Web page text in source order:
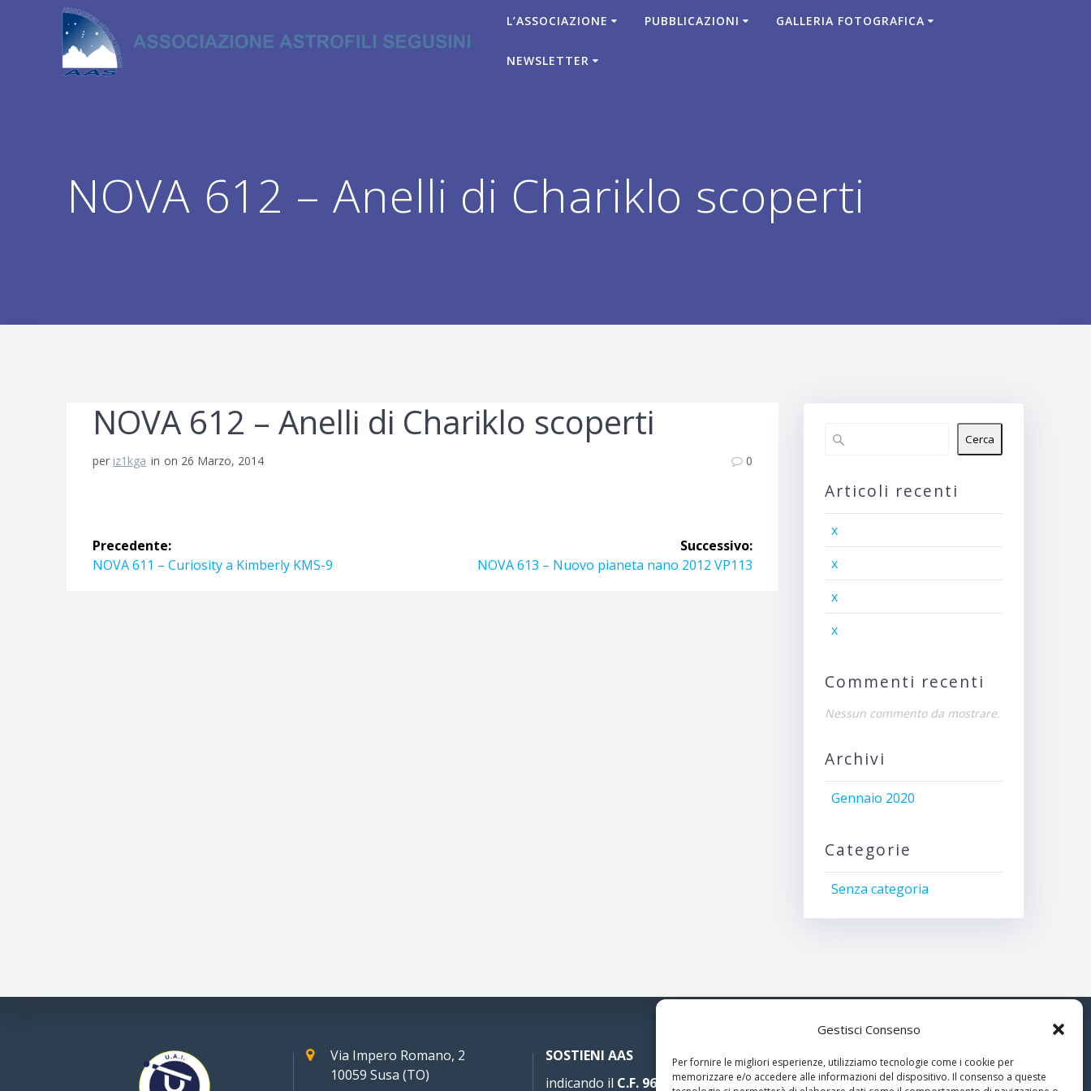
Gestisci Consenso
Per fornire le migliori esperienze, utilizziamo tecnologie come i cookie per
memorizzare e/o accedere alle informazioni del dispositivo. Il consenso a queste
L’ASSOCIAZIONE PUBBLICAZIONI GALLERIA FOTOGRAFICA
NEWSLETTER
NOVA 612 – Anelli di Chariklo scoperti
NOVA 612 – Anelli di Chariklo scoperti
per iz1kga in on 26 Marzo, 2014 0
Navigazione
articoli
Precedente:
Articolo
NOVA 611 – Curiosity a Kimberly KMS-9
Successivo:
Articolo
NOVA 613 – Nuovo pianeta nano 2012 VP113
Cerca
Articoli recenti
x
x
x
x
Commenti recenti
Nessun commento da mostrare.
Archivi
Gennaio 2020
Categorie
Senza categoria
Via Impero Romano, 2
10059 Susa (TO)
SOSTIENI AAS
indicando il C.F. 96020930010nella
© 2026 Associazione Astrofili
Segusini